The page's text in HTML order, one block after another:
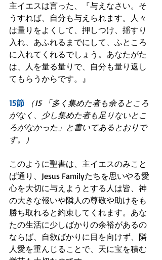
主イエスは言った、『与えなさい。そ
うすれば、自分も与えられます。人々
は量りをよくして、押しつけ、揺すり
入れ、あふれるまでにして、ふところ
に入れてくれるでしょう。あなたがた
は、人を量る量りで、自分も量り返し
てもらうからです。』
15節
（15 「多く集めた者も余るところ
がなく、少し集めた者も足りないとこ
ろがなかった」と書いてあるとおりで
す。）
このように聖書は、主イエスのみこと
ば通り、Jesus Familyたちを思いやる愛
心を大切に与えようとする人は皆、神
の大きな報いや隣人の尊敬や助けをも
勝ち取れると約束してくれます。あな
たの生活に少しばかりの余裕があるの
ならば、自欲ばかりに目を向けず、隣
人愛を重んじることで、天に宝を積む